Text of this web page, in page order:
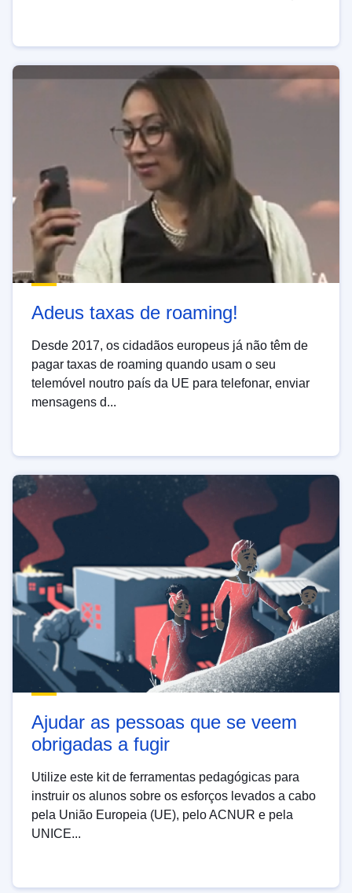
Adeus taxas de roaming!
Desde 2017, os cidadãos europeus já não têm de
pagar taxas de roaming quando usam o seu
telemóvel noutro país da UE para telefonar, enviar
mensagens d...
Ajudar as pessoas que se veem
obrigadas a fugir
Utilize este kit de ferramentas pedagógicas para
instruir os alunos sobre os esforços levados a cabo
pela União Europeia (UE), pelo ACNUR e pela
UNICE...